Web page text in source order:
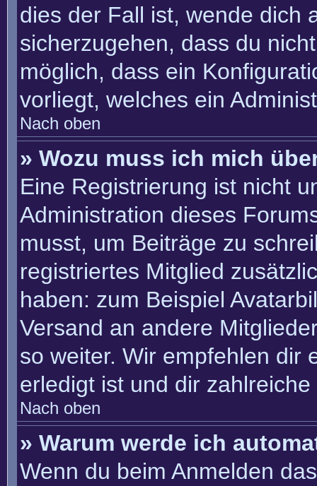
dies der Fall ist, wende dich
sicherzugehen, dass du
möglich, dass ein
vorliegt, welches ein
Nach oben
» Wozu muss ich mich
Eine Registrierung ist nicht
Administration dieses
musst, um Beiträge zu
registriertes Mitglied
haben: zum Beispiel
Versand an andere
so weiter. Wir empfehlen dir
erledigt ist und dir
Nach oben
» Warum werde ich
Wenn du beim Anmelden